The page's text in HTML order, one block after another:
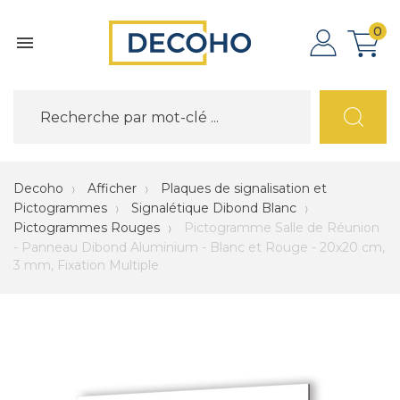

0
Decoho Afficher
Plaques de signalisation et
Pictogrammes
Signalétique Dibond Blanc
Pictogrammes Rouges
Pictogramme Salle de Réunion
- Panneau Dibond Aluminium - Blanc et Rouge - 20x20 cm,
3 mm, Fixation Multiple